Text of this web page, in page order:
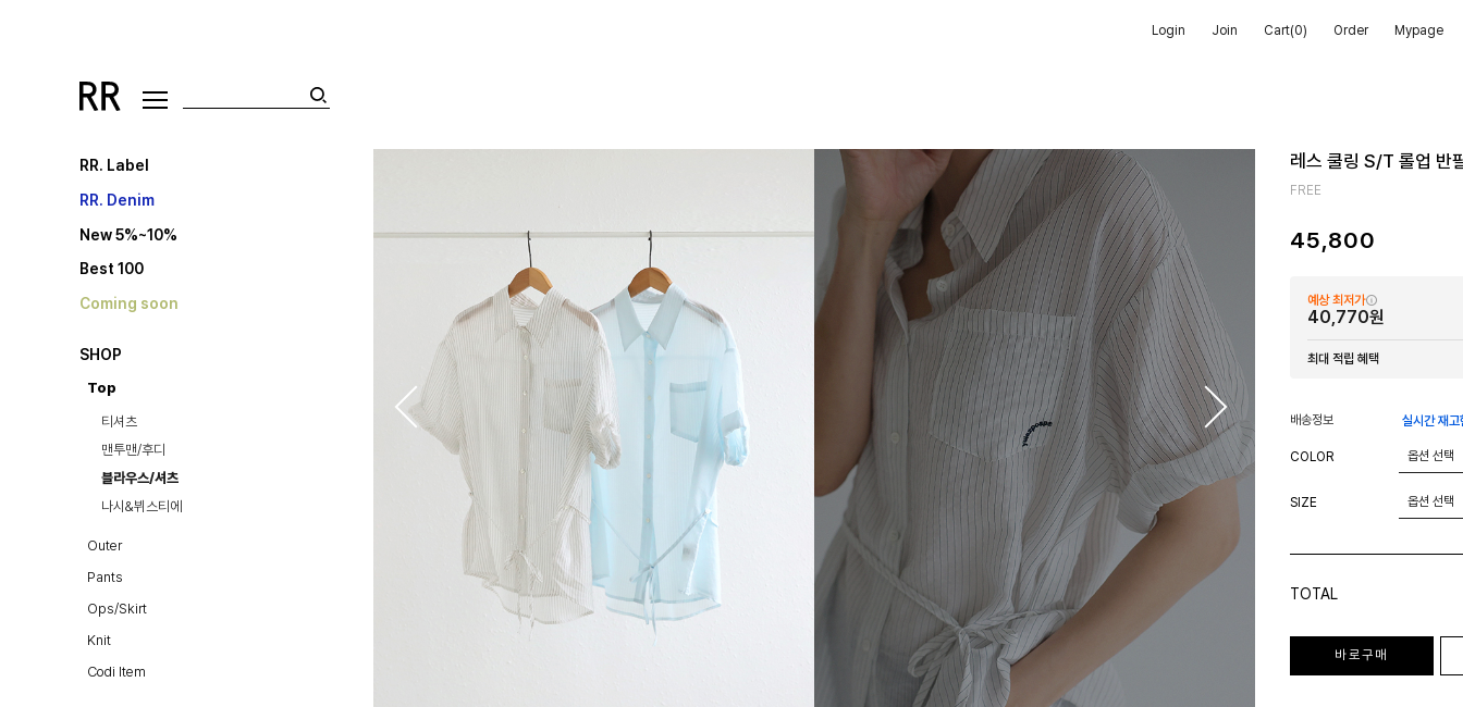
Login Join Cart(0) Order Mypage
RR. Label
RR. Denim
New 5%~10%
Best 100
Coming soon
SHOP
Top
티셔츠
맨투맨/후디
블라우스/셔츠
나시&뷔스티에
Outer
Pants
Ops/Skirt
Knit
Codi Item
레스 쿨링 S/T 롤업 반
FREE
45,800
예상 최저가
40,770원
최대 적립 혜택
배송정보 실시간 재고
COLOR
SIZE
TOTAL
바로구매